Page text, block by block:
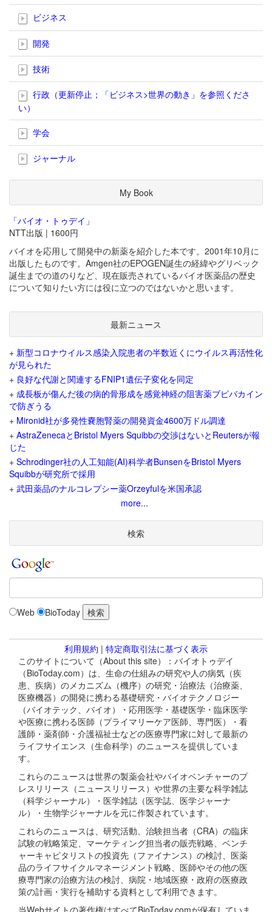
ビジネス
開発
技術
行政（更新停止；「ビジネス>世界の動き」を参照くださ
い）
学会
ジャーナル
My Book
「バイオ・トゥデイ」
NTT出版 | 1600円
バイオを応用して開発中の新薬を紹介した本です。2001年10月に
出版したものです。Amgen社のEPOGEN誕生の経緯やグリベック
誕生までの道のりなど、現在販売されているバイオ医薬品の歴史
について知りたい方には役に立つのではないかと思います。
最新ニュース
+ 新型コロナウイルス感染入院患者の半数近くにウイルス再活性化
が見られた
+ 良好な代謝と関連するFNIP1遺伝子変化を同定
+ 成長板が傷んだ後の病的骨形成を感覚神経の阻害薬ブピバカイン
で防ぎうる
+ Mironid社が多発性嚢胞腎薬の開発資金4600万ドル調達
+ AstraZenecaとBristol Myers Squibbの交渉はないとReutersが報
じた
+ Schrodinger社の人工知能(AI)科学者BunsenをBristol Myers
Squibbが研究所で採用
+ 武田薬品のナルコレプシー薬Orzeyfulを米国承認
more...
検索
Web BioToday
利用規約 | 特定商取引法に基づく表示
このサイトについて（About this site）：バイオトゥデイ
（BioToday.com）は、生命の仕組みの研究や人の病気（疾
患、疾病）のメカニズム（機序）の研究・治療法（治療薬、
医療機器）の開発に携わる基礎研究・バイオテクノロジー
（バイオテック、バイオ）・応用医学・基礎医学・臨床医学
や医療に携わる医師（プライマリーケア医師、専門医）・看
護師・薬剤師・介護福祉士などの医療専門家に対して最新の
ライフサイエンス（生命科学）のニュースを提供していま
す。
これらのニュースは世界の製薬会社やバイオベンチャーのプ
レスリリース（ニュースリリース）や世界の主要な科学雑誌
（科学ジャーナル）・医学雑誌（医学誌、医学ジャーナ
ル）・生物学ジャーナルを元に作製されています。
これらのニュースは、研究活動、治験担当者（CRA）の臨床
試験の戦略策定、マーケティング担当者の販売戦略、ベンチ
ャーキャピタリストの投資先（ファイナンス）の検討、医薬
品のライフサイクルマネージメント戦略、医師やその他の医
療専門家の治療方法の検討、病院・地域医療・政府の医療政
策の計画・実行を補助する資料として利用できます。